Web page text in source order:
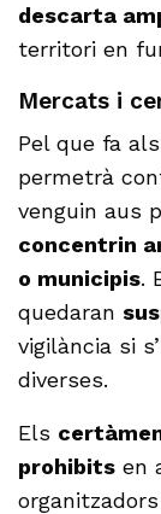
descarta
territori en
Mercats i
Pel que fa als
permetrà
venguin aus
concentrin
o municipis.
quedaran
vigilància si
diverses.
Els
prohibits en